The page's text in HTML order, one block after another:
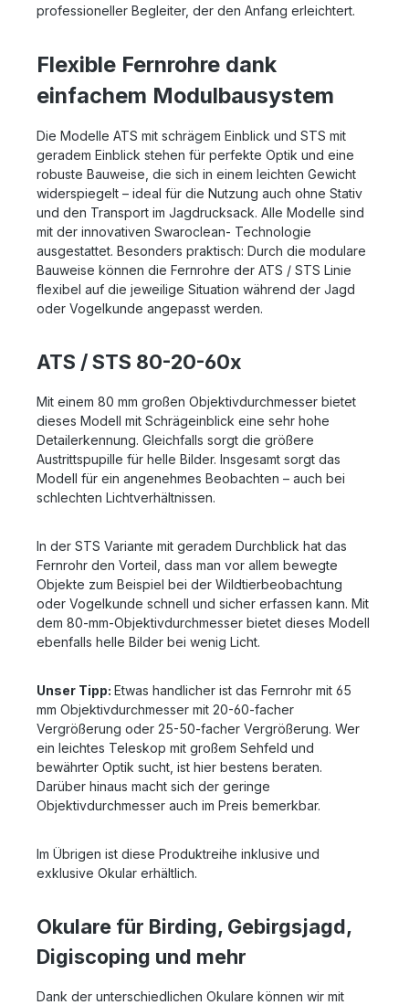
professioneller Begleiter, der den Anfang erleichtert.
Flexible Fernrohre dank
einfachem Modulbausystem
Die Modelle ATS mit schrägem Einblick und STS mit
geradem Einblick stehen für perfekte Optik und eine
robuste Bauweise, die sich in einem leichten Gewicht
widerspiegelt – ideal für die Nutzung auch ohne Stativ
und den Transport im Jagdrucksack. Alle Modelle sind
mit der innovativen Swaroclean- Technologie
ausgestattet. Besonders praktisch: Durch die modulare
Bauweise können die Fernrohre der ATS / STS Linie
flexibel auf die jeweilige Situation während der Jagd
oder Vogelkunde angepasst werden.
ATS / STS 80-20-60x
Mit einem 80 mm großen Objektivdurchmesser bietet
dieses Modell mit Schrägeinblick eine sehr hohe
Detailerkennung. Gleichfalls sorgt die größere
Austrittspupille für helle Bilder. Insgesamt sorgt das
Modell für ein angenehmes Beobachten – auch bei
schlechten Lichtverhältnissen.
In der STS Variante mit geradem Durchblick hat das
Fernrohr den Vorteil, dass man vor allem bewegte
Objekte zum Beispiel bei der Wildtierbeobachtung
oder Vogelkunde schnell und sicher erfassen kann. Mit
dem 80-mm-Objektivdurchmesser bietet dieses Modell
ebenfalls helle Bilder bei wenig Licht.
Unser Tipp: Etwas handlicher ist das Fernrohr mit 65
mm Objektivdurchmesser mit 20-60-facher
Vergrößerung oder 25-50-facher Vergrößerung. Wer
ein leichtes Teleskop mit großem Sehfeld und
bewährter Optik sucht, ist hier bestens beraten.
Darüber hinaus macht sich der geringe
Objektivdurchmesser auch im Preis bemerkbar.
Im Übrigen ist diese Produktreihe inklusive und
exklusive Okular erhältlich.
Okulare für Birding, Gebirgsjagd,
Digiscoping und mehr
Dank der unterschiedlichen Okulare können wir mit